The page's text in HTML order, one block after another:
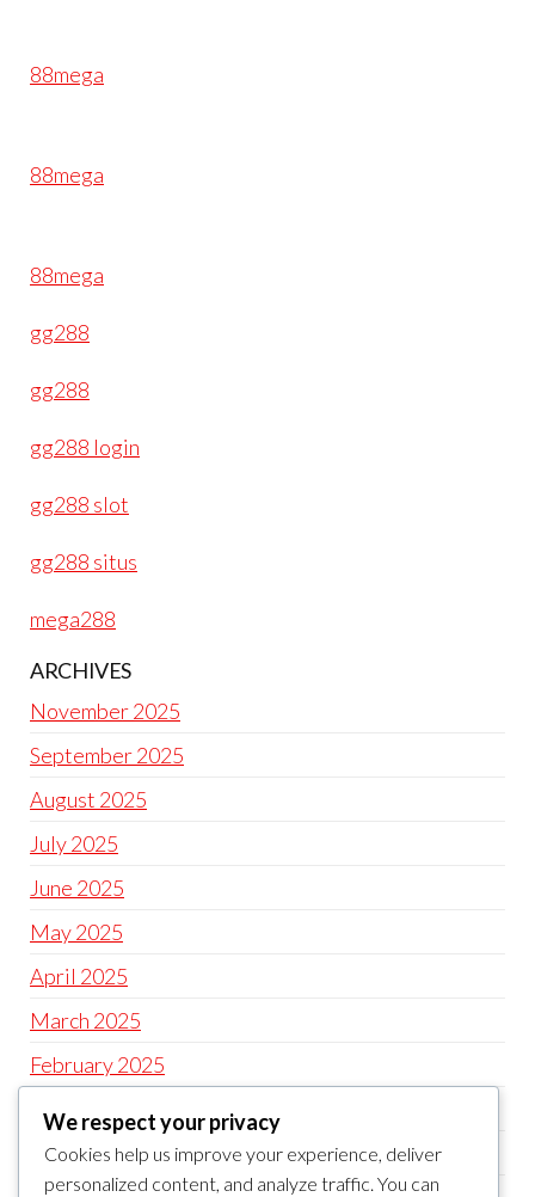
88mega
88mega
88mega
gg288
gg288
gg288 login
gg288 slot
gg288 situs
mega288
ARCHIVES
November 2025
September 2025
August 2025
July 2025
June 2025
May 2025
April 2025
March 2025
February 2025
January 2025
December 2024
We respect your privacy
Cookies help us improve your experience, deliver
personalized content, and analyze traffic. You can